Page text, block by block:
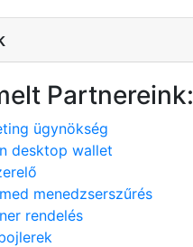
Partnereink:
ügynökség
desktop wallet
menedzserszűrés
rendelés